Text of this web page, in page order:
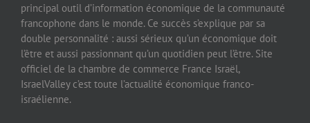
principal outil d’information économique de la communauté
francophone dans le monde. Ce succès s’explique par sa
double personnalité : aussi sérieux qu’un économique doit
l’être et aussi passionnant qu’un quotidien peut l’être. Site
officiel de la chambre de commerce France Israël,
IsraelValley c’est toute l’actualité économique franco-
israélienne.